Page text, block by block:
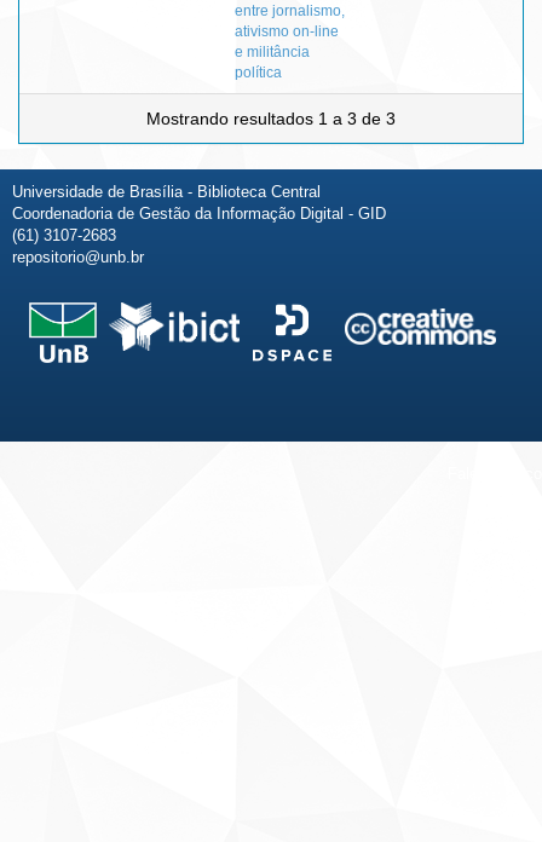
entre jornalismo,
ativismo on-line
e militância
política
Mostrando resultados 1 a 3 de 3
Universidade de Brasília - Biblioteca Central
Coordenadoria de Gestão da Informação Digital - GID
(61) 3107-2683
repositorio@unb.br